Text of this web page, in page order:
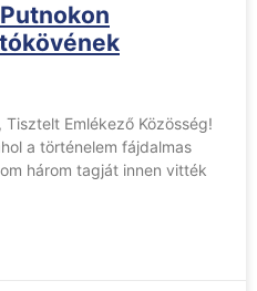
Emlékező Közösség!
a történelem fájdalmas
három tagját innen vitték